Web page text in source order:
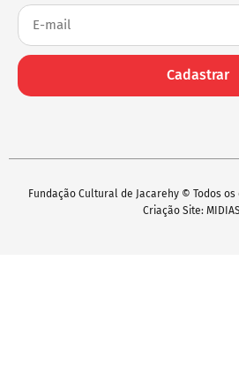
Cadastrar
Fundação Cultural de Jacarehy © Todos
Criação Site: